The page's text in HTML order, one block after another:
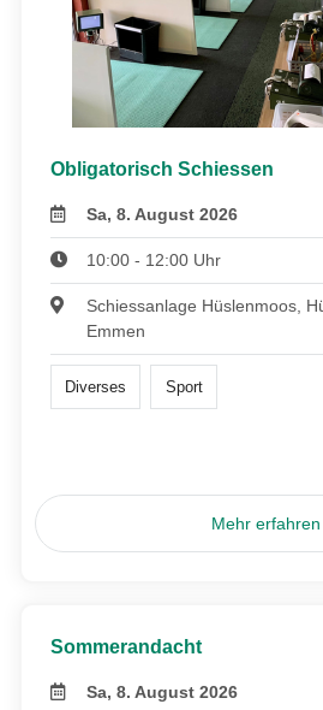
Obligatorisch Schiessen
Sa, 8. August 2026
10:00 - 12:00 Uhr
Schiessanlage Hüslenmoos,
Emmen
Diverses Sport
Mehr erfahren
Sommerandacht
Sa, 8. August 2026